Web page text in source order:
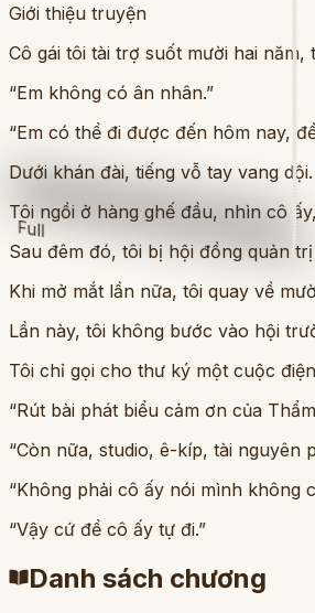
Full
Giới thiệu truyện
Cô gái tôi tài trợ suốt mười hai năm,
“Em không có ân nhân.”
“Em có thể đi được đến hôm nay,
Dưới khán đài, tiếng vỗ tay vang dội.
Tôi ngồi ở hàng ghế đầu, nhìn cô
Sau đêm đó, tôi bị hội đồng quản
Khi mở mắt lần nữa, tôi quay về
Lần này, tôi không bước vào hội
Tôi chỉ gọi cho thư ký một cuộc
“Rút bài phát biểu cảm ơn của
“Còn nữa, studio, ê-kíp, tài nguyên
“Không phải cô ấy nói mình không
“Vậy cứ để cô ấy tự đi.”
Danh sách chương